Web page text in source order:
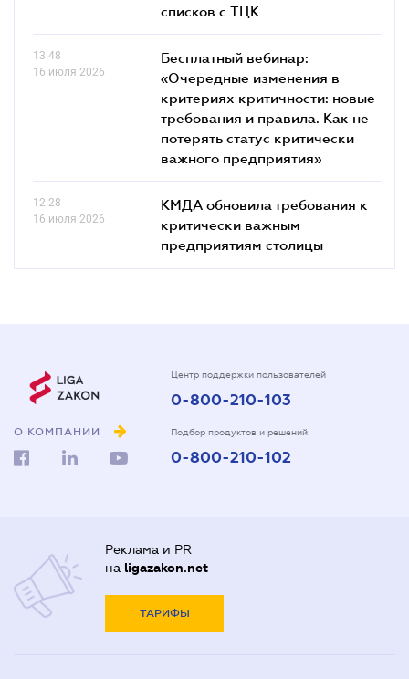
списков c ТЦК
13.48
16 июля 2026
Бесплатный вебинар:
«Очередные изменения в
критериях критичности: новые
требования и правила. Как не
потерять статус критически
важного предприятия»
12.28
16 июля 2026
КМДА обновила требования к
критически важным
предприятиям столицы
О КОМПАНИИ
Центр поддержки пользователей
0-800-210-103
Подбор продуктов и решений
0-800-210-102
Реклама и PR
на ligazakon.net
ТАРИФЫ